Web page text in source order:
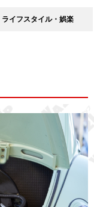
ライフスタイル・娯楽